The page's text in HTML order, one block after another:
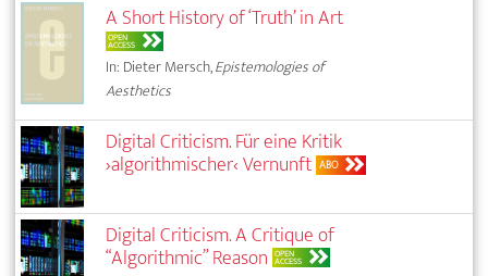
A Short History of ‘Truth’ in Art
OPEN
ACCESS
In: Dieter Mersch,Epistemologies of
Aesthetics
Digital Criticism. Für eine Kritik
›algorithmischer‹ Vernunft ABO
Digital Criticism. A Critique of
“Algorithmic” Reason OPEN
ACCESS